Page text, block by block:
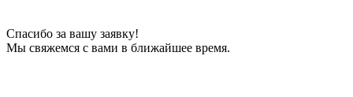
Спасибо за вашу заявку!
Мы свяжемся с вами в ближайшее время.